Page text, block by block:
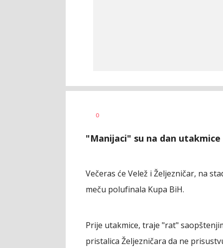
AUTOR
0
"Manijaci" su na dan
Večeras će Velež i Željezničar, na
meču polufinala Kupa BiH.
Prije utakmice, traje "rat"
pristalica Željezničara da ne